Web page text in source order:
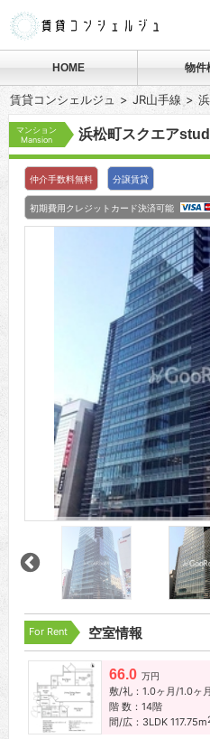
HOME 物件
賃貸コンシェルジュ JR山手線
マンション
Mansion
浜松町スクエア
仲介手数料無料 分譲賃貸
初期費用クレジットカード決済可能
For Rent 空室情報
66.0 万円
敷/礼：1.0ヶ月/1.0ヶ月
階 数：14階
間/広：3LDK 117.75m